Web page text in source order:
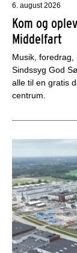
6. august 2026
Kom og
Middelfart
Musik,
Sindssyg God
alle til en gratis
centrum.